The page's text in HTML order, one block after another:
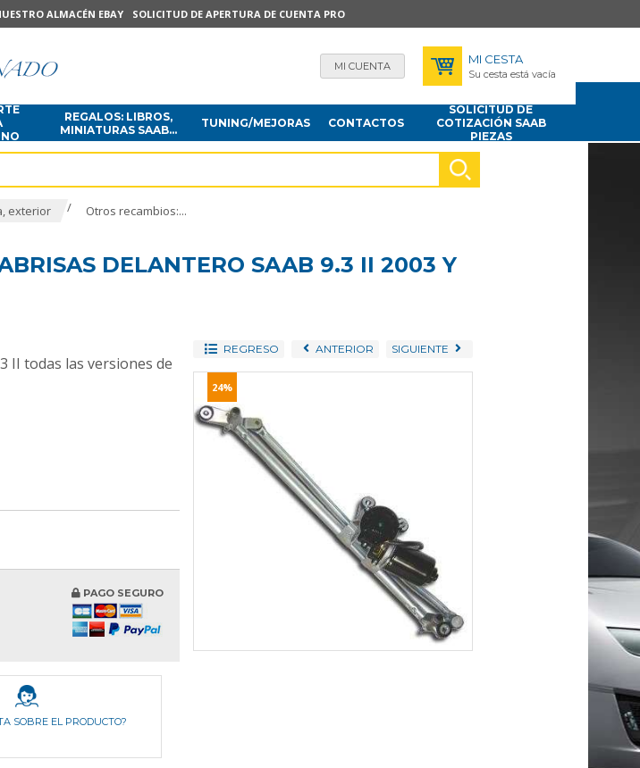
ALMACÉN EBAY SOLICITUD DE APERTURA DE CUENTA PRO
MI CUENTA MI CESTA
Su cesta está vacía
REGALOS: LIBROS,
MINIATURAS SAAB...
TUNING/MEJORAS CONTACTOS
SOLICITUD DE
COTIZACIÓN SAAB
PIEZAS
exterior / Otros recambios:...
DELANTERO SAAB 9.3 II 2003 Y
REGRESO ANTERIOR SIGUIENTE
24%
II todas las versiones de
PAGO SEGURO
SOBRE EL PRODUCTO?